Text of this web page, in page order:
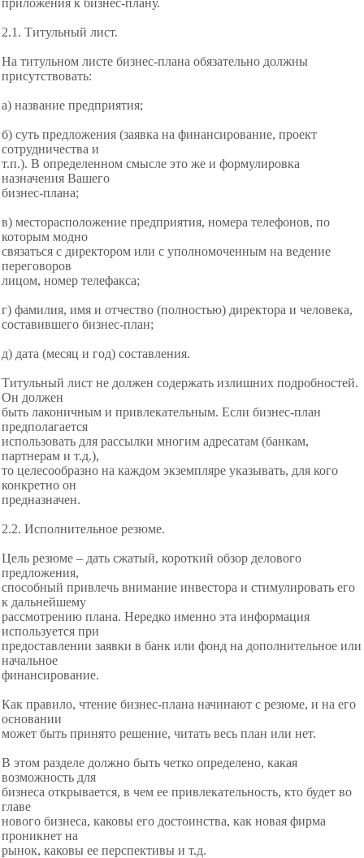
приложения к бизнес-плану.
2.1. Титульный лист.
На титульном листе бизнес-плана обязательно должны
присутствовать:
а) название предприятия;
б) суть предложения (заявка на финансирование, проект
сотрудничества и
т.п.). В определенном смысле это же и формулировка
назначения Вашего
бизнес-плана;
в) месторасположение предприятия, номера телефонов, по
которым модно
связаться с директором или с уполномоченным на ведение
переговоров
лицом, номер телефакса;
г) фамилия, имя и отчество (полностью) директора и человека,
составившего бизнес-план;
д) дата (месяц и год) составления.
Титульный лист не должен содержать излишних подробностей.
Он должен
быть лаконичным и привлекательным. Если бизнес-план
предполагается
использовать для рассылки многим адресатам (банкам,
партнерам и т.д.),
то целесообразно на каждом экземпляре указывать, для кого
конкретно он
предназначен.
2.2. Исполнительное резюме.
Цель резюме – дать сжатый, короткий обзор делового
предложения,
способный привлечь внимание инвестора и стимулировать его
к дальнейшему
рассмотрению плана. Нередко именно эта информация
используется при
предоставлении заявки в банк или фонд на дополнительное или
начальное
финансирование.
Как правило, чтение бизнес-плана начинают с резюме, и на его
основании
может быть принято решение, читать весь план или нет.
В этом разделе должно быть четко определено, какая
возможность для
бизнеса открывается, в чем ее привлекательность, кто будет во
главе
нового бизнеса, каковы его достоинства, как новая фирма
проникнет на
рынок, каковы ее перспективы и т.д.